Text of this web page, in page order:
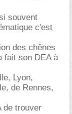
souvent
c'est
des chênes
fait son DEA à
Lyon,
de Rennes,
de trouver